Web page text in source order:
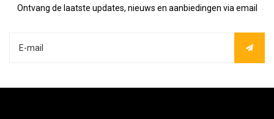
Ontvang de laatste updates, nieuws en aanbiedingen via email